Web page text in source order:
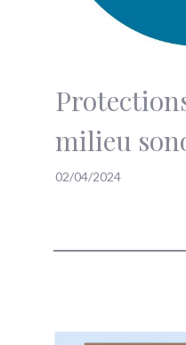
milieu
02/04/2024